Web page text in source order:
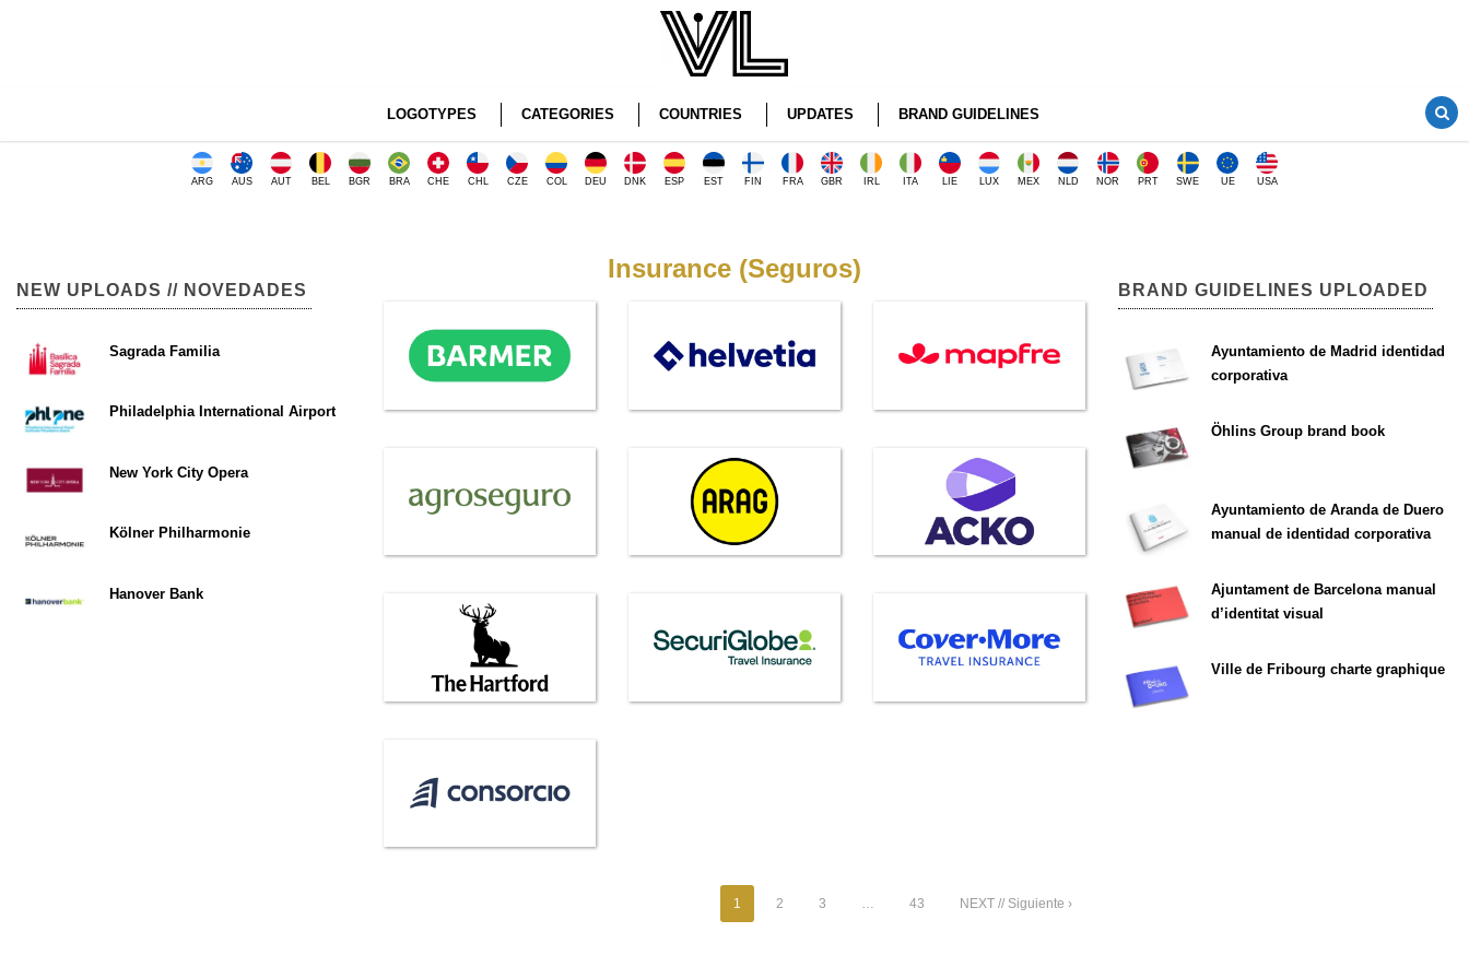
LOGOTYPES CATEGORIES COUNTRIES UPDATES BRAND GUIDELINES
ARG AUS AUT BEL BGR BRA CHE CHL CZE COL DEU DNK ESP EST FIN FRA GBR IRL ITA LIE LUX MEX NLD NOR PRT SWE UE USA
Insurance (Seguros)
1 2 3 … 43 NEXT // Siguiente ›
NEW UPLOADS // NOVEDADES
Sagrada Familia
Philadelphia International Airport
New York City Opera
Kölner Philharmonie
Hanover Bank
BRAND GUIDELINES UPLOADED
Ayuntamiento de Madrid identidad
corporativa
Öhlins Group brand book
Ayuntamiento de Aranda de Duero
manual de identidad corporativa
Ajuntament de Barcelona manual
d’identitat visual
Ville de Fribourg charte graphique